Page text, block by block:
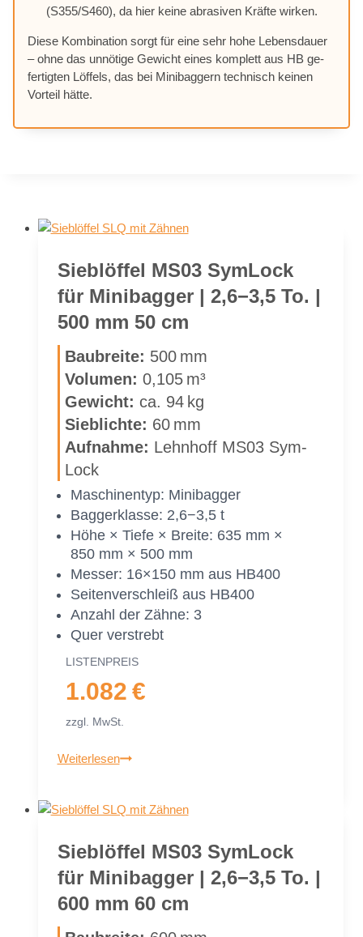
(S355/S460), da hier kei­ne ab­ra­si­ven Kräf­te wir­ken.
Die­se Kom­bi­na­ti­on sorgt für eine sehr hohe Le­bens­dau­er
– ohne das un­nö­ti­ge Ge­wicht ei­nes kom­plett aus HB ge­
fer­tig­ten Löf­fels, das bei Mi­ni­bag­gern tech­nisch kei­nen
Vor­teil hät­te.
Sieb­löf­fel MS03 Sym­Lock
für Mi­ni­bag­ger | 2,6−3,5 To. |
500 mm 50 cm
Bau­brei­te: 500 mm
Vo­lu­men: 0,105 m³
Ge­wicht: ca. 94 kg
Sieb­lich­te: 60 mm
Auf­nah­me: Lehn­hoff MS03 Sym­
Lock
Ma­schi­nen­typ: Mi­ni­bag­ger
Bag­ger­klas­se: 2,6−3,5 t
Höhe × Tie­fe × Brei­te: 635 mm ×
850 mm × 500 mm
Mes­ser: 16×150 mm aus HB400
Sei­ten­ver­schleiß aus HB400
An­zahl der Zäh­ne: 3
Quer ver­strebt
LIS­TEN­PREIS
1.082 €
zzgl. MwSt.
WeiterlesenSieb­
MS03
Lock
für
ni­
bag­
Sieb­löf­fel MS03 Sym­Lock
für Mi­ni­bag­ger | 2,6−3,5 To. |
600 mm 60 cm